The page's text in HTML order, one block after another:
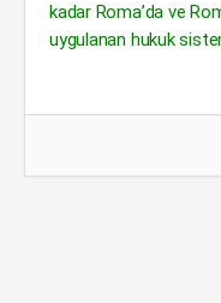
kadar Roma’da ve
uygulanan hukuk